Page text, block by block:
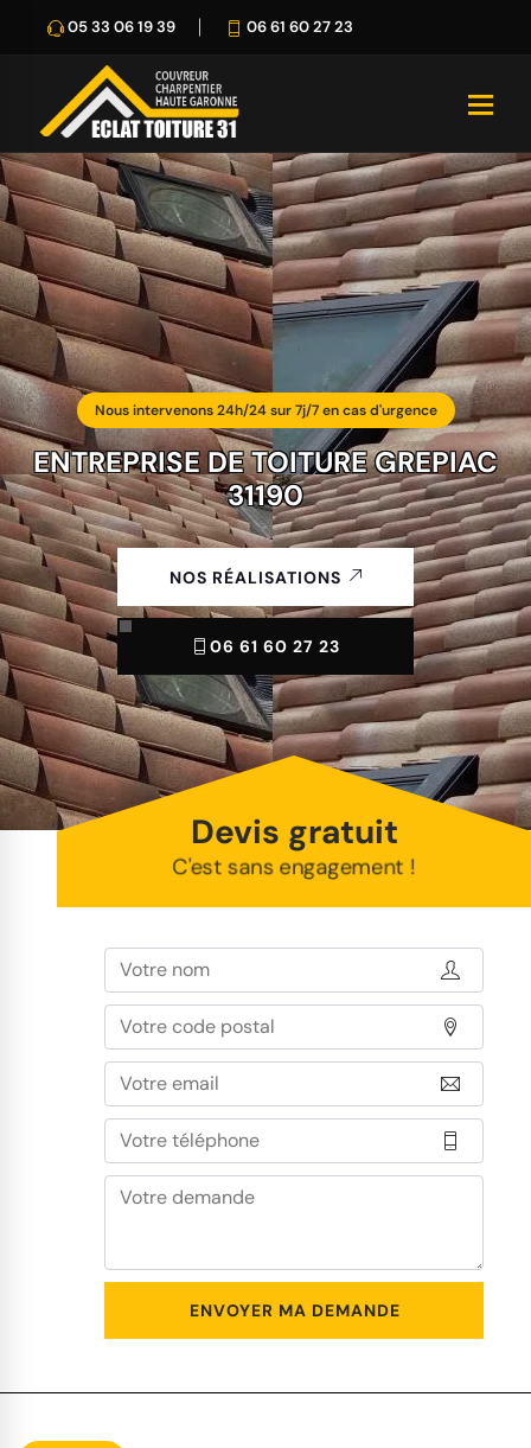
05 33 06 19 39 06 61 60 27 23
Nous intervenons 24h/24 sur 7j/7 en cas d'urgence
ENTREPRISE DE TOITURE GREPIAC
31190
NOS RÉALISATIONS
06 61 60 27 23
Devis gratuit
C'est sans engagement !